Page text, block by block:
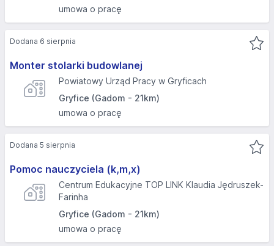
umowa o pracę
Monter stolarki budowlanej
Powiatowy Urząd Pracy w Gryficach
Gryfice (Gadom - 21km)
umowa o pracę
Dodana 6 sierpnia
Pomoc nauczyciela (k,m,x)
Centrum Edukacyjne TOP LINK Klaudia Jędruszek-
Farinha
Gryfice (Gadom - 21km)
umowa o pracę
Dodana 5 sierpnia